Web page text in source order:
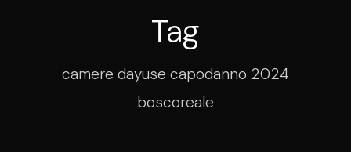
Tag
camere dayuse capodanno 2024
boscoreale